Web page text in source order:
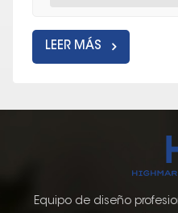
LEER MÁS
Equipo de diseño